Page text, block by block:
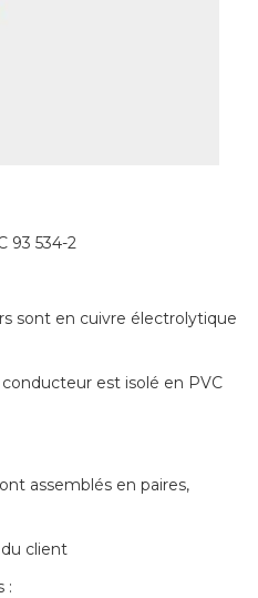
93 534-2
sont en cuivre électrolytique
est isolé en PVC
assemblés en paires,
client
: